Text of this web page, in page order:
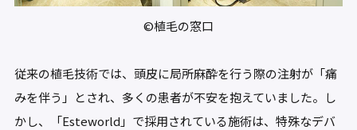
©植毛の窓口
従来の植毛技術では、頭皮に局所麻酔を行う際の注射が「痛
みを伴う」とされ、多くの患者が不安を抱えていました。し
かし、「Esteworld」で採用されている施術は、特殊なデバ